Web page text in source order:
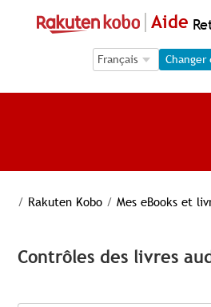
Aide
Language
Language Changer
/ Rakuten Kobo / Mes eBooks et
Contrôles des livres